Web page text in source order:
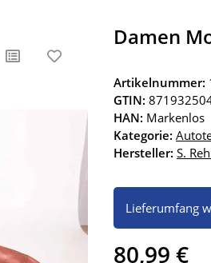
Damen
Artikelnummer:
GTIN:
HAN: Markenlos
Kategorie:
Hersteller: S.
Lieferumfang
80,99 €